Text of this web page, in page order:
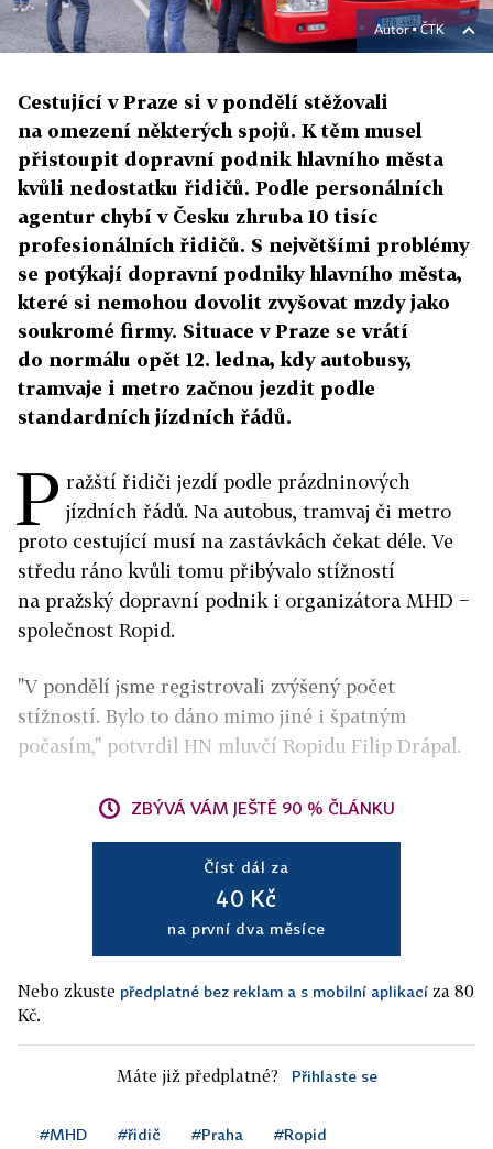
Autor ▪ČTK
Cestující v Praze si v pondělí stěžovali
na omezení některých spojů. K těm musel
přistoupit dopravní podnik hlavního města
kvůli nedostatku řidičů. Podle personálních
agentur chybí v Česku zhruba 10 tisíc
profesionálních řidičů. S největšími problémy
se potýkají dopravní podniky hlavního města,
které si nemohou dovolit zvyšovat mzdy jako
soukromé firmy. Situace v Praze se vrátí
do normálu opět 12. ledna, kdy autobusy,
tramvaje i metro začnou jezdit podle
standardních jízdních řádů.
P ražští řidiči jezdí podle prázdninových
jízdních řádů. Na autobus, tramvaj či metro
proto cestující musí na zastávkách čekat déle. Ve
středu ráno kvůli tomu přibývalo stížností
na pražský dopravní podnik i organizátora MHD −
společnost Ropid.
"V pondělí jsme registrovali zvýšený počet
stížností. Bylo to dáno mimo jiné i špatným
počasím," potvrdil HN mluvčí Ropidu Filip Drápal.
ZBÝVÁ VÁM JEŠTĚ 90 % ČLÁNKU
Číst dál za
40 Kč
na první dva měsíce
Nebo zkuste předplatné bez reklam a s mobilní aplikací za 80
Kč.
Máte již předplatné? Přihlaste se
#MHD #řidič #Praha #Ropid